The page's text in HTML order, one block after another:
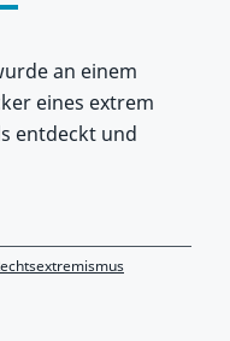
an einem
eines extrem
entdeckt und